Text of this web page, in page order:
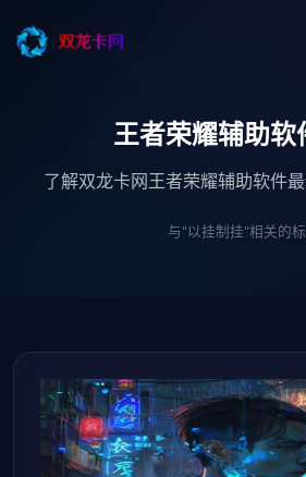
王者荣耀辅助软
了解双龙卡网王者荣耀辅助软件
与"以挂制挂"相关的